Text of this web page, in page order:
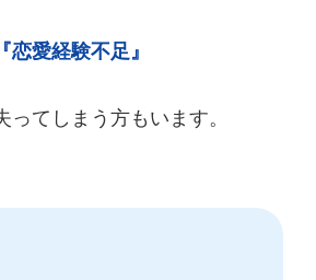
『恋愛経験不足』
ってしまう方もいます。